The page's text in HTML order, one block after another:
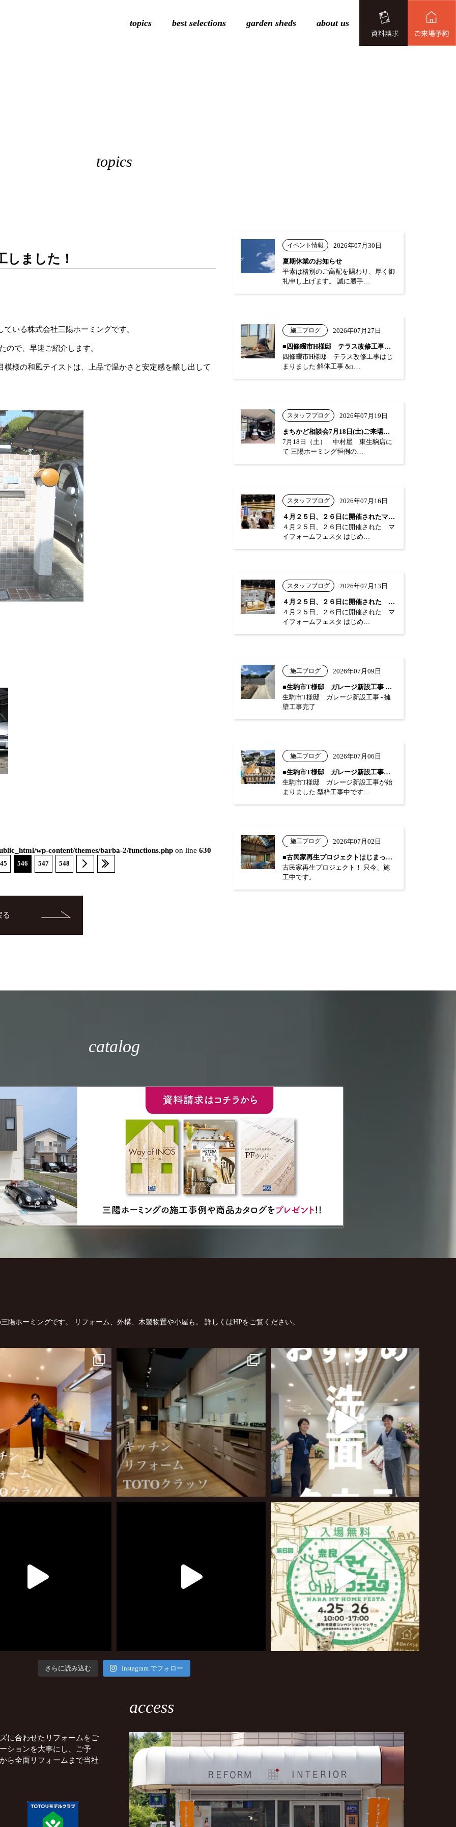
topics best selections garden sheds about us
topics
ました！
いる株式会社三陽ホーミングです。
ので、早速ご紹介します。
様の和風テイストは、上品で温かさと安定感を醸し出して
wp-content/themes/barba-2/functions.php on line 630
546 547 548
る
イベント情報 2026年07月30日
夏期休業のお知らせ
平素は格別のご高配を賜わり、厚く御
礼申し上げます。 誠に勝手…
施工ブログ 2026年07月27日
■四條畷市H様邸 テラス改修工事はじまり…
四條畷市H様邸 テラス改修工事はじ
まりました 解体工事 &n…
スタッフブログ 2026年07月19日
まちかど相談会7月18日(土)ご来場あり…
7月18日（土） 中村屋 東生駒店に
て 三陽ホーミング恒例の…
スタッフブログ 2026年07月16日
４月２５日、２６日に開催されたマイフォー…
４月２５日、２６日に開催された マ
イフォームフェスタ はじめ…
スタッフブログ 2026年07月13日
４月２５日、２６日に開催された マイフォ…
４月２５日、２６日に開催された マ
イフォームフェスタ はじめ…
施工ブログ 2026年07月09日
■生駒市T様邸 ガレージ新設工事 …
生駒市T様邸 ガレージ新設工事 - 擁
壁工事完了
施工ブログ 2026年07月06日
■生駒市T様邸 ガレージ新設工事が始まり…
生駒市T様邸 ガレージ新設工事が始
まりました 型枠工事中です…
施工ブログ 2026年07月02日
■古民家再生プロジェクトはじまっています…
古民家再生プロジェクト！ 只今、施
工中です。
catalog
陽ホーミングです。 リフォーム、外構、木製物置や小屋も。 詳しくはHPをご覧ください。
さらに読み込む Instagram でフォロー
に合わせたリフォームをご
ションを大事にし、ご予
ら全面リフォームまで当社
access